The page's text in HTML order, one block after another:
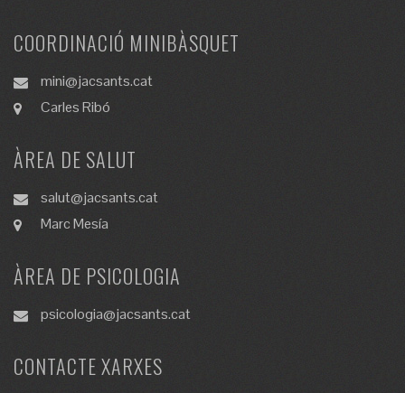
COORDINACIÓ MINIBÀSQUET
mini@jacsants.cat
Carles Ribó
ÀREA DE SALUT
salut@jacsants.cat
Marc Mesía
ÀREA DE PSICOLOGIA
psicologia@jacsants.cat
CONTACTE XARXES